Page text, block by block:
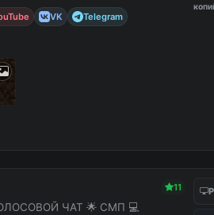
VK
Telegram
11
ЧАТ 🌟 СМП 💻